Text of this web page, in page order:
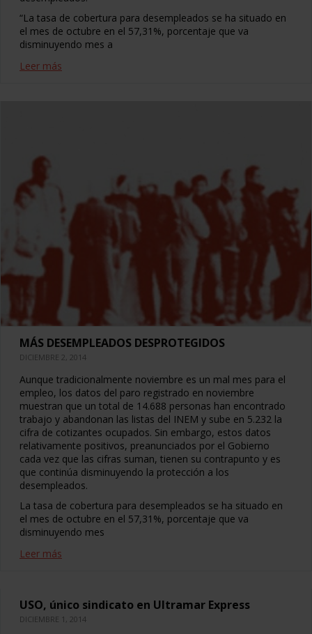
“La tasa de cobertura para desempleados se ha situado en
el mes de octubre en el 57,31%, porcentaje que va
disminuyendo mes a
Leer más
MÁS DESEMPLEADOS DESPROTEGIDOS
DICIEMBRE 2, 2014
Aunque tradicionalmente noviembre es un mal mes para el
empleo, los datos del paro registrado en noviembre
muestran que un total de 14.688 personas han encontrado
trabajo y abandonan las listas del INEM y sube en 5.232 la
cifra de cotizantes ocupados. Sin embargo, estos datos
relativamente positivos, preanunciados por el Gobierno
cada vez que las cifras suman, tienen su contrapunto y es
que continúa disminuyendo la protección a los
desempleados.
La tasa de cobertura para desempleados se ha situado en
el mes de octubre en el 57,31%, porcentaje que va
disminuyendo mes
Leer más
USO, único sindicato en Ultramar Express
DICIEMBRE 1, 2014